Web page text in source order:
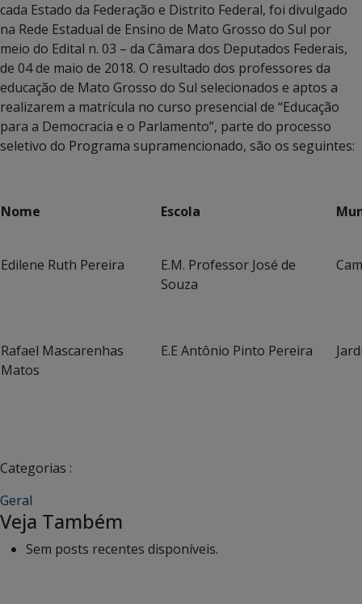
cada Estado da Federação e Distrito Federal, foi divulgado
na Rede Estadual de Ensino de Mato Grosso do Sul por
meio do Edital n. 03 – da Câmara dos Deputados Federais,
de 04 de maio de 2018. O resultado dos professores da
educação de Mato Grosso do Sul selecionados e aptos a
realizarem a matrícula no curso presencial de “Educação
para a Democracia e o Parlamento”, parte do processo
seletivo do Programa supramencionado, são os seguintes:
Nome Escola
Edilene Ruth Pereira
E.M. Professor José de
Souza
Rafael Mascarenhas
Matos
E.E Antônio Pinto Pereira
Categorias :
Geral
Veja Também
Sem posts recentes disponíveis.